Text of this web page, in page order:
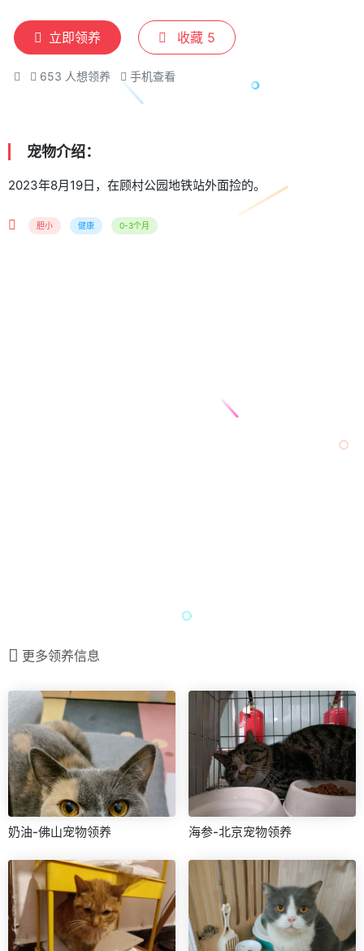
立即领养 收藏 5
653 人想领养 手机查看
宠物介绍：
2023年8月19日，在顾村公园地铁站外面捡的。
胆小 健康 0-3个月
更多领养信息
奶油-佛山宠物领养 海参-北京宠物领养